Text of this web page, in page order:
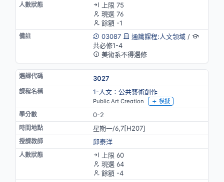
上限 75
現選 76
餘額 -1
03087
通識課程:人文領域/
共必修1-4
美術系不得選修
3027
1-人文：公共藝術創作
Public Art Creation 模擬
0-2
星期一/6,7[H207]
邱泰洋
上限 60
現選 64
餘額 -4